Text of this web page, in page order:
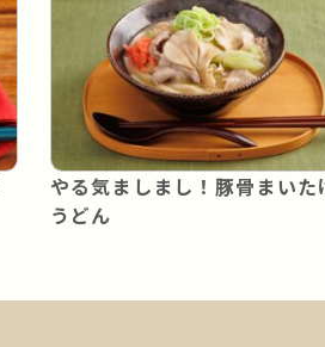
やる気ましまし！豚骨まいた
うどん